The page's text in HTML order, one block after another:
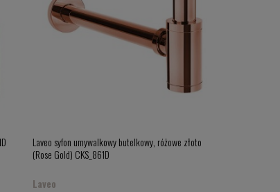
Laveo syfon umywalkowy butelkowy, różowe złoto
(Rose Gold) CKS_861D
Laveo